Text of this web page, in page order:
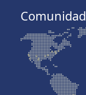
Comunidad